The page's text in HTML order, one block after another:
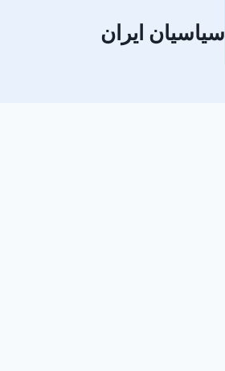
سیاسیان ایران